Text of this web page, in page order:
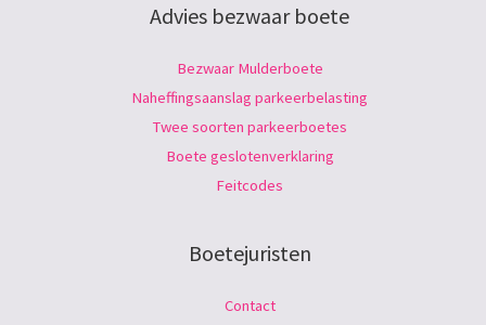
Advies bezwaar boete
Bezwaar Mulderboete
Naheffingsaanslag parkeerbelasting
Twee soorten parkeerboetes
Boete geslotenverklaring
Feitcodes
Boetejuristen
Contact